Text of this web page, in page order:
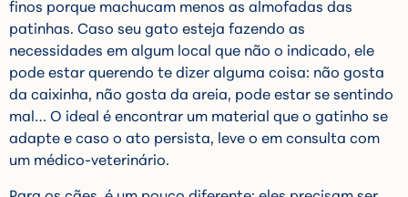
finos porque machucam menos as almofadas das
patinhas. Caso seu gato esteja fazendo as
necessidades em algum local que não o indicado, ele
pode estar querendo te dizer alguma coisa: não gosta
da caixinha, não gosta da areia, pode estar se sentindo
mal… O ideal é encontrar um material que o gatinho se
adapte e caso o ato persista, leve o em consulta com
um médico-veterinário.